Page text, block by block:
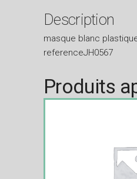
Description
masque blanc
referenceJH0567
Produits